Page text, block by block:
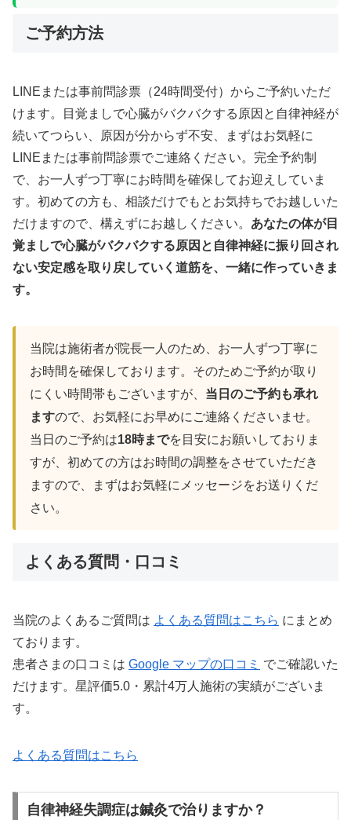
ご予約方法
LINEまたは事前問診票（24時間受付）からご予約いただ
けます。目覚ましで心臓がバクバクする原因と自律神経が
続いてつらい、原因が分からず不安、まずはお気軽に
LINEまたは事前問診票でご連絡ください。完全予約制
で、お一人ずつ丁寧にお時間を確保してお迎えしていま
す。初めての方も、相談だけでもとお気持ちでお越しいた
だけますので、構えずにお越しください。 あなたの体が目
覚ましで心臓がバクバクする原因と自律神経に振り回され
ない安定感を取り戻していく道筋を、一緒に作っていきま
す。
当院は施術者が院長一人のため、お一人ずつ丁寧に
お時間を確保しております。そのためご予約が取り
にくい時間帯もございますが、 当日のご予約も承れ
ますので、お気軽にお早めにご連絡くださいませ。
当日のご予約は18時までを目安にお願いしておりま
すが、初めての方はお時間の調整をさせていただき
ますので、まずはお気軽にメッセージをお送りくだ
さい。
よくある質問・口コミ
当院のよくあるご質問は よくある質問はこちら にまとめ
ております。
患者さまの口コミは Google マップの口コミ でご確認いた
だけます。星評価5.0・累計4万人施術の実績がございま
す。
よくある質問はこちら
自律神経失調症は鍼灸で治りますか？